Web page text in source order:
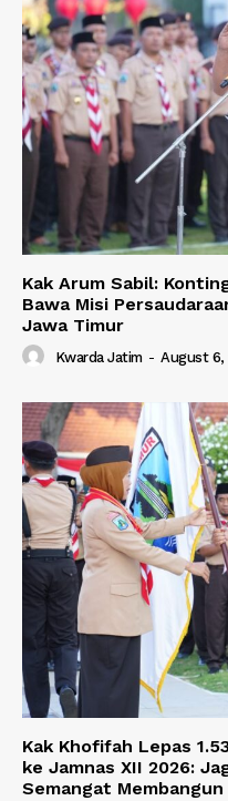
Kak Arum Sabil:
Bawa Misi
Jawa Timur
Kwarda Jatim - August 6,
Kak Khofifah Lepas
ke Jamnas XII 2026:
Semangat Membangun